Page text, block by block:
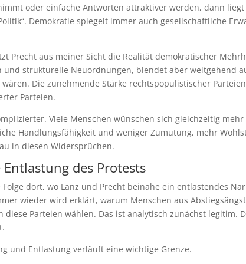
oder einfache Antworten attraktiver werden, dann
Demokratie spiegelt immer auch gesellschaftliche
Precht aus meiner Sicht die Realität demokratischer
und strukturelle Neuordnungen, blendet aber weitgehend
Die zunehmende Stärke rechtspopulistischer
Parteien.
Viele Menschen wünschen sich gleichzeitig
Handlungsfähigkeit und weniger Zumutung, mehr
in diesen Widersprüchen.
des Protests
dort, wo Lanz und Precht beinahe ein entlastendes
wieder wird erklärt, warum Menschen aus
diese Parteien wählen. Das ist analytisch zunächst legitim.
und Entlastung verläuft eine wichtige Grenze.